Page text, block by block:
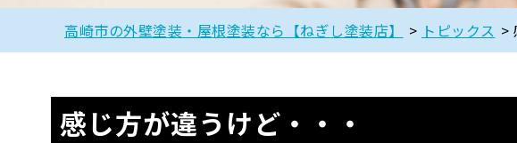
高崎市の外壁塗装・屋根塗装なら【ねぎし塗装店】 > トピックス >
感じ方が違うけど・・・